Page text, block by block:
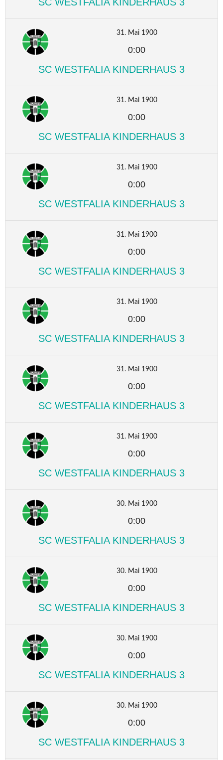
31. Mai 1900
0:00
SC WESTFALIA KINDERHAUS 3
31. Mai 1900
0:00
SC WESTFALIA KINDERHAUS 3
31. Mai 1900
0:00
SC WESTFALIA KINDERHAUS 3
31. Mai 1900
0:00
SC WESTFALIA KINDERHAUS 3
31. Mai 1900
0:00
SC WESTFALIA KINDERHAUS 3
31. Mai 1900
0:00
SC WESTFALIA KINDERHAUS 3
31. Mai 1900
0:00
SC WESTFALIA KINDERHAUS 3
30. Mai 1900
0:00
SC WESTFALIA KINDERHAUS 3
30. Mai 1900
0:00
SC WESTFALIA KINDERHAUS 3
30. Mai 1900
0:00
SC WESTFALIA KINDERHAUS 3
30. Mai 1900
0:00
SC WESTFALIA KINDERHAUS 3